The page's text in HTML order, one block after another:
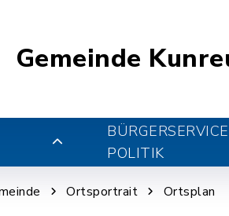
Gemeinde
POLITIK
Ortsportrait Ortsplan